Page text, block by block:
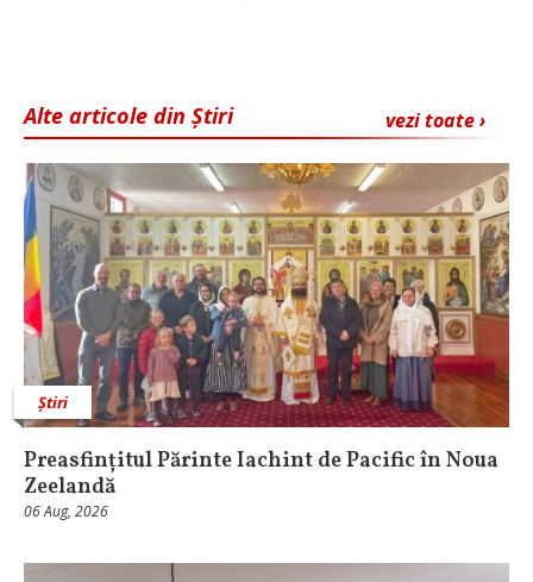
vezi toate ›
Alte articole din Știri
Știri
Preasfințitul Părinte Iachint de Pacific în Noua
Zeelandă
06 Aug, 2026